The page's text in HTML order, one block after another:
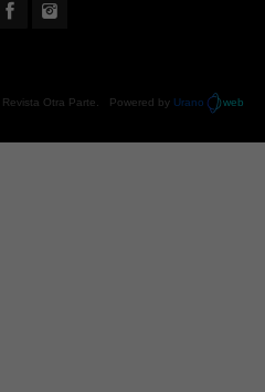
Revista Otra Parte . Powered by Urano web